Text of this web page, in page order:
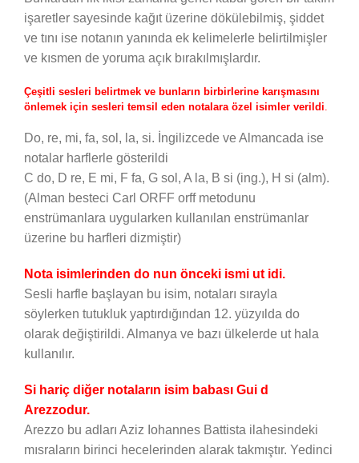
işaretler sayesinde kağıt üzerine dökülebilmiş, şiddet
ve tını ise notanın yanında ek kelimelerle belirtilmişler
ve kısmen de yoruma açık bırakılmışlardır.
Çeşitli sesleri belirtmek ve bunların birbirlerine karışmasını
önlemek için sesleri temsil eden notalara özel isimler verildi
Do, re, mi, fa, sol, la, si. İngilizcede ve Almancada ise
notalar harflerle gösterildi
C do, D re, E mi, F fa, G sol, A la, B si (ing.), H si (alm).
(Alman besteci Carl ORFF orff metodunu
enstrümanlara uygularken kullanılan enstrümanlar
üzerine bu harfleri dizmiştir)
Nota isimlerinden do nun önceki ismi ut idi.
Sesli harfle başlayan bu isim, notaları sırayla
söylerken tutukluk yaptırdığından 12. yüzyılda do
olarak değiştirildi. Almanya ve bazı ülkelerde ut hala
kullanılır.
Si hariç diğer notaların isim babası Gui d
Arezzodur.
Arezzo bu adları Aziz Iohannes Battista ilahesindeki
mısraların birinci hecelerinden alarak takmıştır. Yedinci